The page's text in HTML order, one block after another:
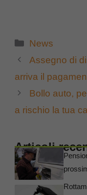
Categorie
News
Assegno di
arriva il
Bollo auto,
a rischio la tua
Articoli